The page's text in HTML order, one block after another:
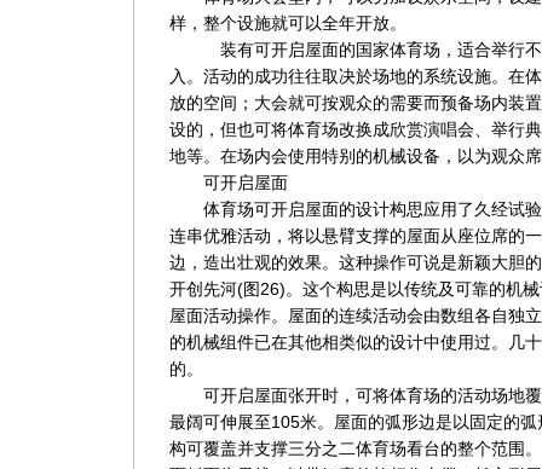
样，整个设施就可以全年开放。
装有可开启屋面的国家体育场，适合举行不
入。活动的成功往往取决於场地的系统设施。在
放的空间；大会就可按观众的需要而预备场内装
设的，但也可将体育场改换成欣赏演唱会、举行
地等。在场内会使用特别的机械设备，以为观众
可开启屋面
体育场可开启屋面的设计构思应用了久经试验
连串优雅活动，将以悬臂支撑的屋面从座位席的
边，造出壮观的效果。这种操作可说是新颖大胆
开创先河(图26)。这个构思是以传统及可靠的机
屋面活动操作。屋面的连续活动会由数组各自独
的机械组件已在其他相类似的设计中使用过。几
的。
可开启屋面张开时，可将体育场的活动场地覆
最阔可伸展至105米。屋面的弧形边是以固定的
构可覆盖并支撑三分之二体育场看台的整个范围